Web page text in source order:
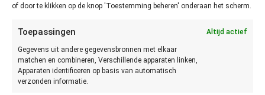
of door te klikken op de knop 'Toestemming beheren' onderaan het scherm.
Toepassingen Altijd actief
Gegevens uit andere gegevensbronnen met elkaar
matchen en combineren, Verschillende apparaten linken,
Apparaten identificeren op basis van automatisch
verzonden informatie.
vaststellen of Slagroom niet